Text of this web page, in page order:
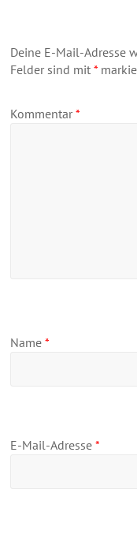
Deine E-Mail-Adresse
Felder sind mit*
Kommentar*
Name*
E-Mail-Adresse*